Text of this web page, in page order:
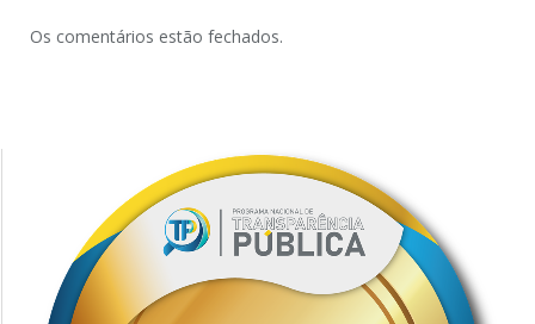
Os comentários estão fechados.